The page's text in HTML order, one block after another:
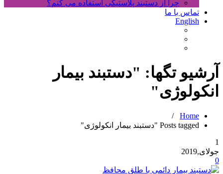
چرا از دستبند پلاستیکی استفاده می کنم؟
تماس با ما
English
آرشیو تگها: "دستبند بیمار
انکولوژی"
Home
/
Posts tagged "دستبند بیمار انکولوژی"
1
جولای,2019
0